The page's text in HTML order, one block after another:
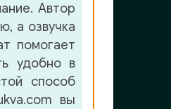
Автор
а озвучка
помогает
удобно в
способ
вы